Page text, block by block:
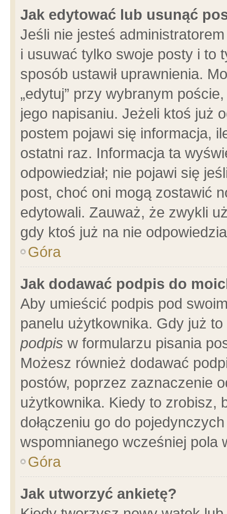
Jak edytować lub usunąć
Jeśli nie jesteś
i usuwać tylko swoje posty i to
sposób ustawił uprawnienia.
„edytuj” przy wybranym
jego napisaniu. Jeżeli ktoś już
postem pojawi się informacja,
ostatni raz. Informacja ta
odpowiedział; nie pojawi się
post, choć oni mogą zostawić
edytowali. Zauważ, że zwykli
gdy ktoś już na nie
Góra
Jak dodawać podpis do
Aby umieścić podpis pod
panelu użytkownika. Gdy już
podpis w formularzu pisania
Możesz również dodawać
postów, poprzez zaznaczenie
użytkownika. Kiedy to zrobisz,
dołączeniu go do
wspomnianego wcześniej pola
Góra
Jak utworzyć ankietę?